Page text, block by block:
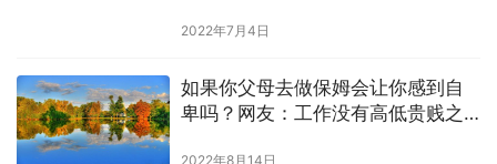
2022年7月4日
如果你父母去做保姆会让你感到自
卑吗？网友：工作没有高低贵贱之
2022年8月14日